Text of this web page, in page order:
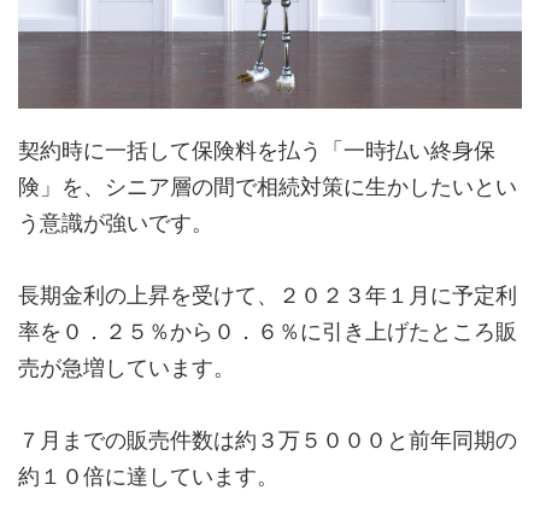
契約時に一括して保険料を払う「一時払い終身保
険」を、シニア層の間で相続対策に生かしたいとい
う意識が強いです。
長期金利の上昇を受けて、２０２３年１月に予定利
率を０．２５％から０．６％に引き上げたところ販
売が急増しています。
７月までの販売件数は約３万５０００と前年同期の
約１０倍に達しています。